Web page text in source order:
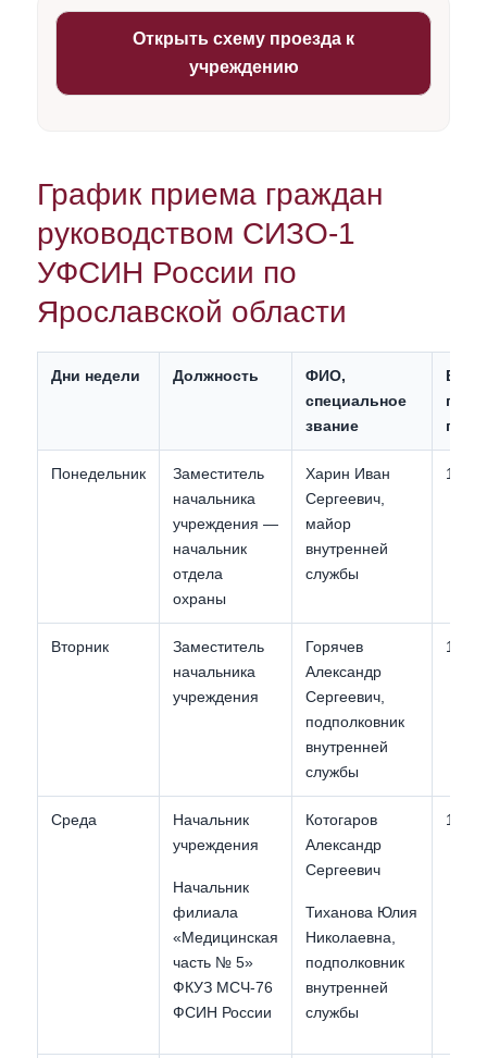
Открыть схему проезда к
учреждению
График приема граждан
руководством СИЗО-1
УФСИН России по
Ярославской области
Дни недели Должность
ФИО,
специальное
звание
Понедельник
Заместитель
начальника
учреждения —
начальник
отдела
охраны
Харин Иван
Сергеевич,
майор
внутренней
службы
Вторник
Заместитель
начальника
учреждения
Горячев
Александр
Сергеевич,
подполковник
внутренней
службы
Среда
Начальник
учреждения
Начальник
филиала
«Медицинская
часть № 5»
ФКУЗ МСЧ-76
ФСИН России
Котогаров
Александр
Сергеевич
Тиханова Юлия
Николаевна,
подполковник
внутренней
службы